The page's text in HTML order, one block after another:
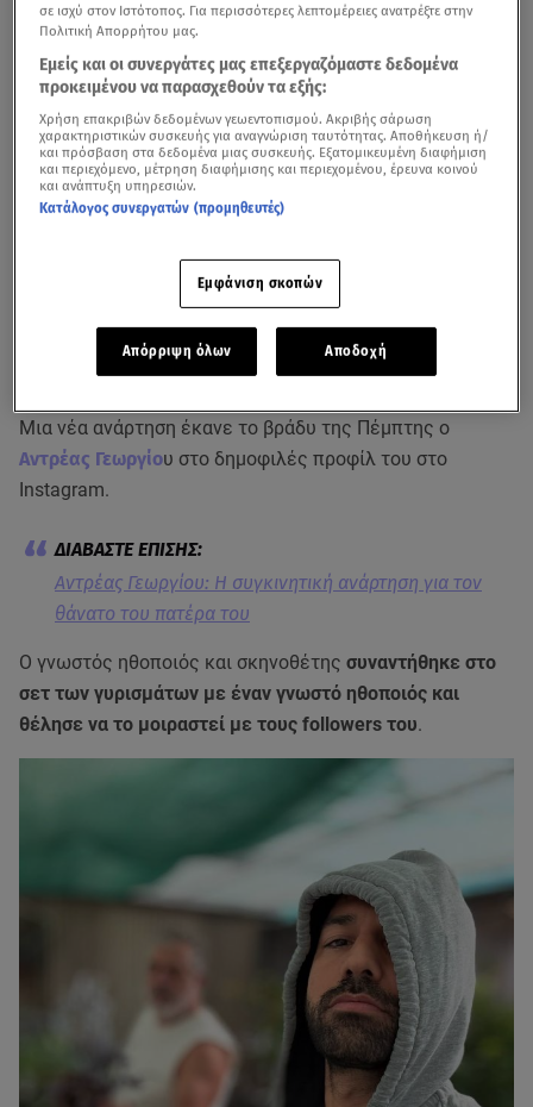
Μια νέα ανάρτηση έκανε το βράδυ της Πέμπτης ο
Αντρέας Γεωργίου στο δημοφιλές προφίλ του στο
Instagram.
Αντρέας Γεωργίου: Η συγκινητική ανάρτηση για τον
θάνατο του πατέρα του
Ο γνωστός ηθοποιός και σκηνοθέτης συναντήθηκε στο
σετ των γυρισμάτων με έναν γνωστό ηθοποιός και
θέλησε να το μοιραστεί με τους followers του.
σε ισχύ στον Ιστότοπος. Για περισσότερες λεπτομέρειες ανατρέξτε στην
Πολιτική Απορρήτου μας.
Εμείς και οι συνεργάτες μας επεξεργαζόμαστε δεδομένα
προκειμένου να παρασχεθούν τα εξής:
Χρήση επακριβών δεδομένων γεωεντοπισμού. Ακριβής σάρωση
χαρακτηριστικών συσκευής για αναγνώριση ταυτότητας. Αποθήκευση ή/
και πρόσβαση στα δεδομένα μιας συσκευής. Εξατομικευμένη διαφήμιση
και περιεχόμενο, μέτρηση διαφήμισης και περιεχομένου, έρευνα κοινού
και ανάπτυξη υπηρεσιών.
Κατάλογος συνεργατών (προμηθευτές)
Εμφάνιση σκοπών
Απόρριψη όλων Αποδοχή